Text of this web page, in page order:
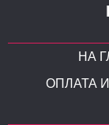
НА
ОПЛАТА